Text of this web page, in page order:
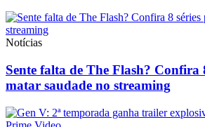
Notícias
Sente falta de The Flash? Confira
matar saudade no streaming